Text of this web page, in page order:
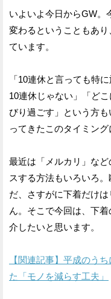
ェ
る
いよいよ今日からGW。
変わるということもあ
ています。
「10連休と言っても特
10連休じゃない」「ど
びり過ごす」という方
ってきたこのタイミン
最近は「メルカリ」な
スする方法もいろいろ
だ、さすがに下着だけ
ん。そこで今回は、下
介したいと思います。
【関連記事】平成のう
た「モノを減らす工夫」